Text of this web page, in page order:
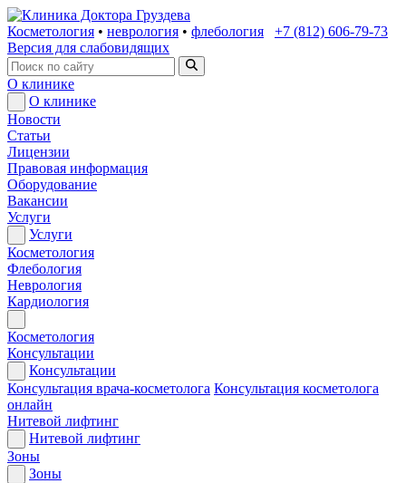
Косметология • неврология • флебология
+7 (812) 606-79-73
Версия для слабовидящих
О клинике
О клинике
Новости
Статьи
Лицензии
Правовая информация
Оборудование
Вакансии
Услуги
Услуги
Косметология
Флебология
Неврология
Кардиология
Косметология
Консультации
Консультации
Консультация врача-косметолога Консультация косметолога
онлайн
Нитевой лифтинг
Нитевой лифтинг
Зоны
Зоны